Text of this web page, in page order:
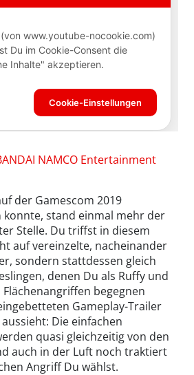
NAMCO Entertainment
der Gamescom 2019
konnte, stand einmal mehr der
Stelle. Du triffst in diesem
auf vereinzelte, nacheinander
sondern stattdessen gleich
denen Du als Ruffy und
begegnen
Gameplay-Trailer
Die einfachen
quasi gleichzeitig von den
auch in der Luft noch traktiert
Angriff Du wählst.